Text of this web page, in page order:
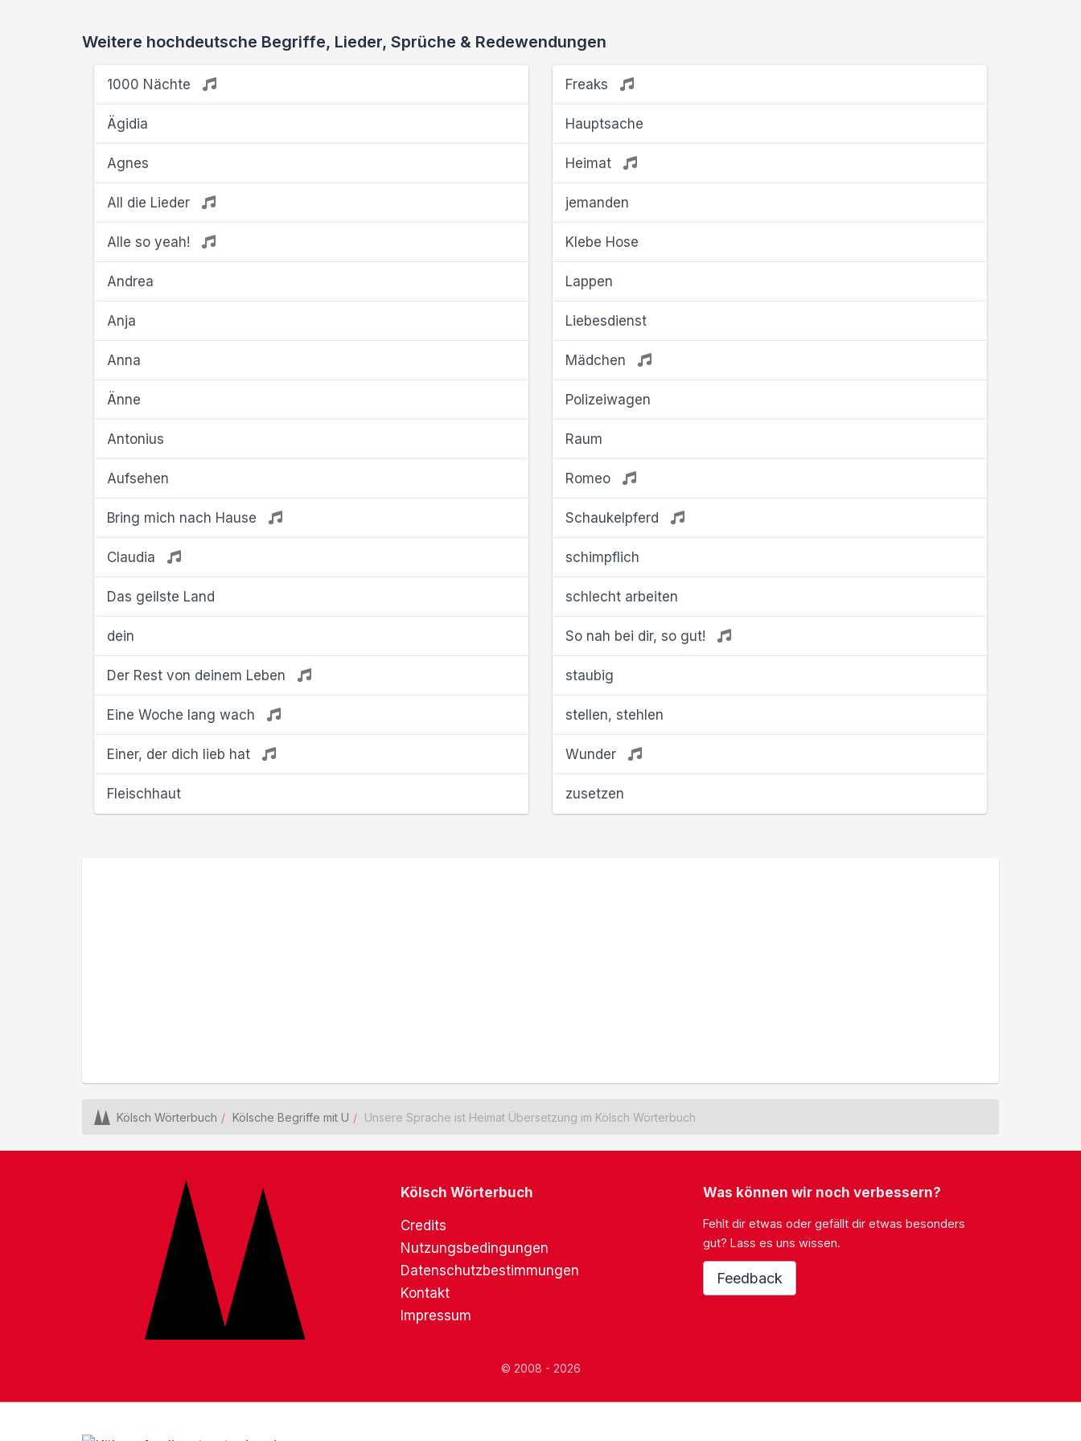
Weitere hochdeutsche Begriffe, Lieder, Sprüche & Redewendungen
1000 Nächte
Ägidia
Agnes
All die Lieder
Alle so yeah!
Andrea
Anja
Anna
Änne
Antonius
Aufsehen
Bring mich nach Hause
Claudia
Das geilste Land
dein
Der Rest von deinem Leben
Eine Woche lang wach
Einer, der dich lieb hat
Fleischhaut
Freaks
Hauptsache
Heimat
jemanden
Klebe Hose
Lappen
Liebesdienst
Mädchen
Polizeiwagen
Raum
Romeo
Schaukelpferd
schimpflich
schlecht arbeiten
So nah bei dir, so gut!
staubig
stellen, stehlen
Wunder
zusetzen
Kölsch Wörterbuch Kölsche Begriffe mit U Unsere Sprache ist Heimat Übersetzung im Kölsch Wörterbuch
Kölsch Wörterbuch
Credits
Nutzungsbedingungen
Datenschutzbestimmungen
Kontakt
Impressum
Was können wir noch verbessern?
Fehlt dir etwas oder gefällt dir etwas besonders
gut? Lass es uns wissen.
Feedback
© 2008 - 2026